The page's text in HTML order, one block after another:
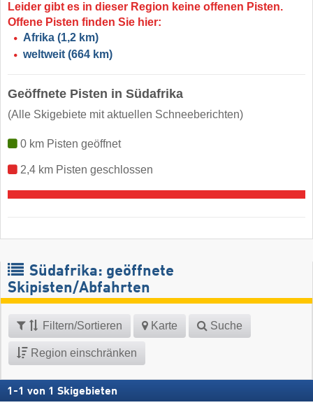
Leider gibt es in dieser Region keine offenen Pisten.
Offene Pisten finden Sie hier:
Afrika (1,2 km)
weltweit (664 km)
Geöffnete Pisten in Südafrika
(Alle Skigebiete mit aktuellen Schneeberichten)
0 km Pisten geöffnet
2,4 km Pisten geschlossen
Südafrika: geöffnete
Skipisten/Abfahrten
Filtern/Sortieren Karte Suche
Region einschränken
1 -1 von 1 Skigebieten